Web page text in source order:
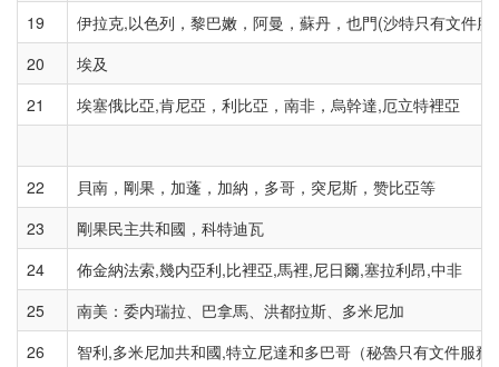
19
伊拉克,以色列，黎巴嫩，阿曼，蘇丹，也門(沙特只有文件服
20
埃及
21
埃塞俄比亞,肯尼亞，利比亞，南非，烏幹達,厄立特裡亞
22
貝南，剛果，加蓬，加納，多哥，突尼斯，赞比亞等
23
剛果民主共和國，科特迪瓦
24
佈金納法索,幾内亞利,比裡亞,馬裡,尼日爾,塞拉利昂,中非
25
南美：委内瑞拉、巴拿馬、洪都拉斯、多米尼加
26
智利,多米尼加共和國,特立尼達和多巴哥（秘魯只有文件服務